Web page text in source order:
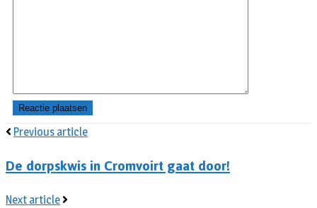
Previous article
De dorpskwis in Cromvoirt gaat door!
Next article